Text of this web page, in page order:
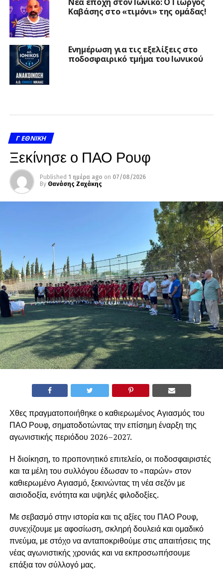
Καβάσης στο «τιμόνι» της ομάδας!
Ενημέρωση για τις εξελίξεις στο
ποδοσφαιρικό τμήμα του Ιωνικού
Γ ΕΘΝΙΚΉ
Ξεκίνησε ο ΠΑΟ Ρουφ
Published 1 ημέρα ago on 07/08/2026
By Θανάσης Ζαχάκης
Χθες πραγματοποιήθηκε ο καθιερωμένος Αγιασμός του
ΠΑΟ Ρουφ, σηματοδοτώντας την επίσημη έναρξη της
αγωνιστικής περιόδου 2026–2027.
Η διοίκηση, το προπονητικό επιτελείο, οι ποδοσφαιριστές
και τα μέλη του συλλόγου έδωσαν το «παρών» στον
καθιερωμένο Αγιασμό, ξεκινώντας τη νέα σεζόν με
αισιοδοξία, ενότητα και υψηλές φιλοδοξίες.
Με σεβασμό στην ιστορία και τις αξίες του ΠΑΟ Ρουφ,
συνεχίζουμε με αφοσίωση, σκληρή δουλειά και ομαδικό
πνεύμα, με στόχο να ανταποκριθούμε στις απαιτήσεις της
νέας αγωνιστικής χρονιάς και να εκπροσωπήσουμε
επάξια τον σύλλογό μας.